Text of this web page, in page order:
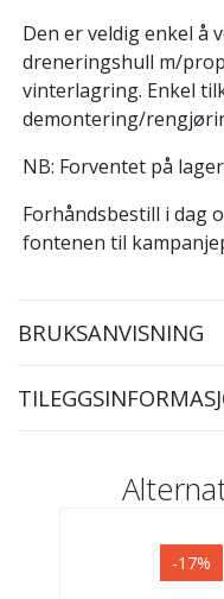
Den er veldig enkel å
dreneringshull m/
vinterlagring. Enkel
demontering/
NB: Forventet på lager
Forhåndsbestill i dag
fontenen til
BRUKSANVISNING
-17%